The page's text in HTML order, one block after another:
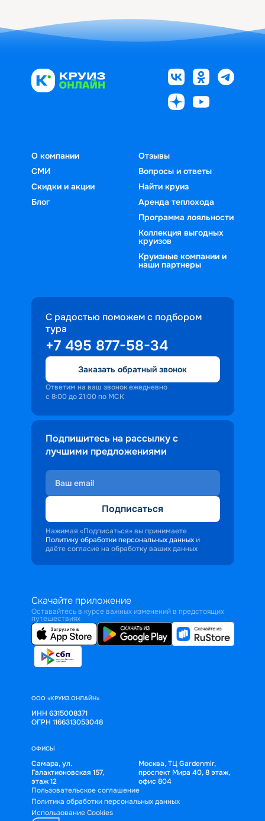
О компании
СМИ
Скидки и акции
Блог
Отзывы
Вопросы и ответы
Найти круиз
Аренда теплохода
Программа лояльности
Коллекция выгодных
круизов
Круизные компании и
наши партнеры
С радостью поможем с подбором
тура
+7 495 877-58-34
Заказать обратный звонок
Ответим на ваш звонок ежедневно
с 8:00 до 21:00 по МСК
Подпишитесь на рассылку с
лучшими предложениями
Подписаться
Нажимая «Подписаться» вы принимаете
Политику обработки персональных данных и
даёте согласие на обработку ваших данных
Скачайте приложение
Оставайтесь в курсе важных изменений в предстоящих
путешествиях
ООО «КРУИЗ.ОНЛАЙН»
ИНН 6315008371
ОГРН 1166313053048
ОФИСЫ
Самара, ул.
Галактионовская 157,
этаж 12
Москва, ТЦ Gardenmir,
проспект Мира 40, 8 этаж,
офис 804
Пользовательское соглашение
Политика обработки персональных данных
Использование Cookies